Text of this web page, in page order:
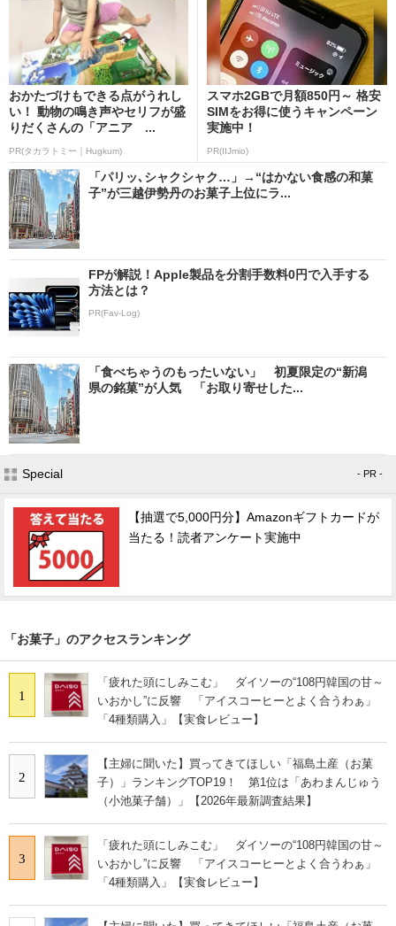
おかたづけもできる点がうれし
い！ 動物の鳴き声やセリフが盛
りだくさんの「アニア ...
PR(タカラトミー｜Hugkum)
スマホ2GBで月額850円～ 格安
SIMをお得に使うキャンペーン
実施中！
PR(IIJmio)
「パリッ､シャクシャク…」→“はかない食感の和菓
子”が三越伊勢丹のお菓子上位にラ...
FPが解説！Apple製品を分割手数料0円で入手する
方法とは？
PR(Fav-Log)
「食べちゃうのもったいない」 初夏限定の“新潟
県の銘菓”が人気 「お取り寄せした...
Special - PR -
【抽選で5,000円分】Amazonギフトカードが
当たる！読者アンケート実施中
「お菓子」のアクセスランキング
1
「疲れた頭にしみこむ」 ダイソーの“108円韓国の甘～
いおかし”に反響 「アイスコーヒーとよく合うわぁ」
「4種類購入」【実食レビュー】
2
【主婦に聞いた】買ってきてほしい「福島土産（お菓
子）」ランキングTOP19！ 第1位は「あわまんじゅう
（小池菓子舗）」【2026年最新調査結果】
3
「疲れた頭にしみこむ」 ダイソーの“108円韓国の甘～
いおかし”に反響 「アイスコーヒーとよく合うわぁ」
「4種類購入」【実食レビュー】